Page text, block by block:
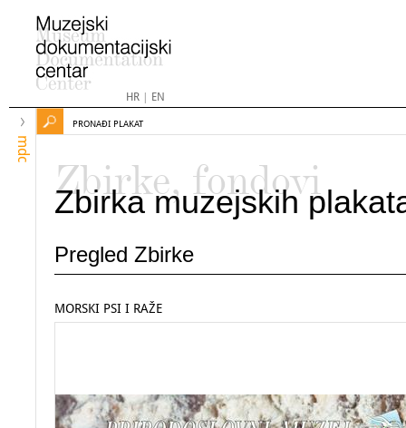
HR| EN
mdc
PRONAĐI PLAKAT
Zbirke, fondovi
Zbirka muzejskih
Pregled Zbirke
MORSKI PSI I RAŽE